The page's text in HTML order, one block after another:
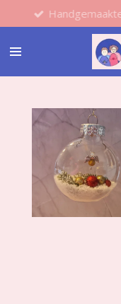
direct
naar
hoofdinhoud